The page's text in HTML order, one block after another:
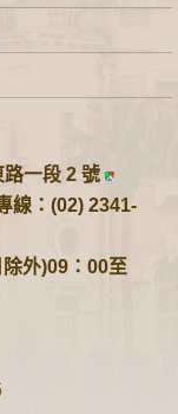
一段 2 號
線：(02) 2341-
外)09：00至